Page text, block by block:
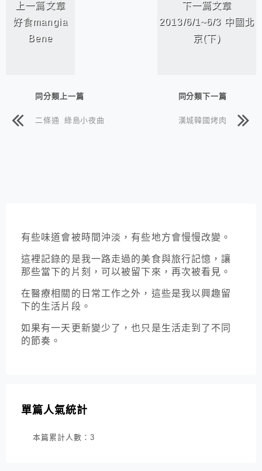
上一篇文章
好食mangia
Bene
下一篇文章
2013/6/1~6/3 中國北
京(下)
同分類上一篇
二條通 綠島小夜曲
同分類下一篇
漢城韓國烤肉
有些味道會被時間沖淡，有些地方會慢慢改變。
這裡記錄的是我一路走過的美食與旅行記憶，讓
那些當下的片刻，可以被留下來，再次被看見。
在醫療相關的日常工作之外，這些是我以興趣留
下的生活片段。
如果有一天更新變少了，也只是生活走到了不同
的節奏。
單篇人氣統計
本篇累計人數： 3